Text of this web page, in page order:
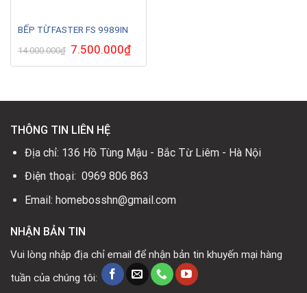
BẾP TỪ FASTER FS 9989IN
14.000.000₫ Giá
gốc
là:
7.500.000₫Giá
hiện
tại
THÔNG TIN LIÊN HỆ
Địa chỉ: 136 Hồ Tùng Mậu - Bắc Từ Liêm - Hà Nội
Điện thoại: 0969 806 863
Email: homebosshn@gmail.com
NHẬN BẢN TIN
Vui lòng nhập địa chỉ email để nhận bản tin khuyến mại hàng
tuần của chúng tôi: